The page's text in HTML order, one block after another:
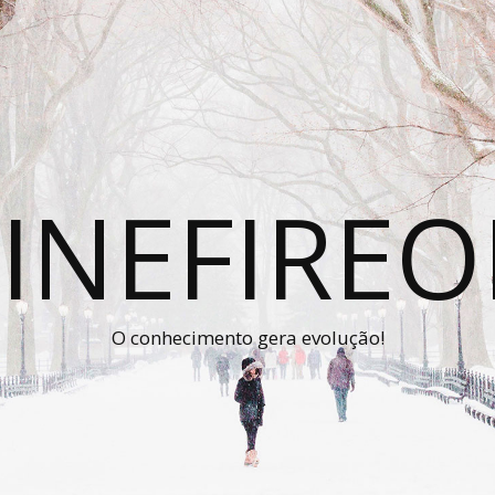
O conhecimento gera evolução!